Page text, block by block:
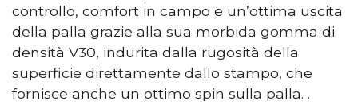
controllo, comfort in campo e un’ottima uscita
della palla grazie alla sua morbida gomma di
densità V30, indurita dalla rugosità della
superficie direttamente dallo stampo, che
fornisce anche un ottimo spin sulla palla. .